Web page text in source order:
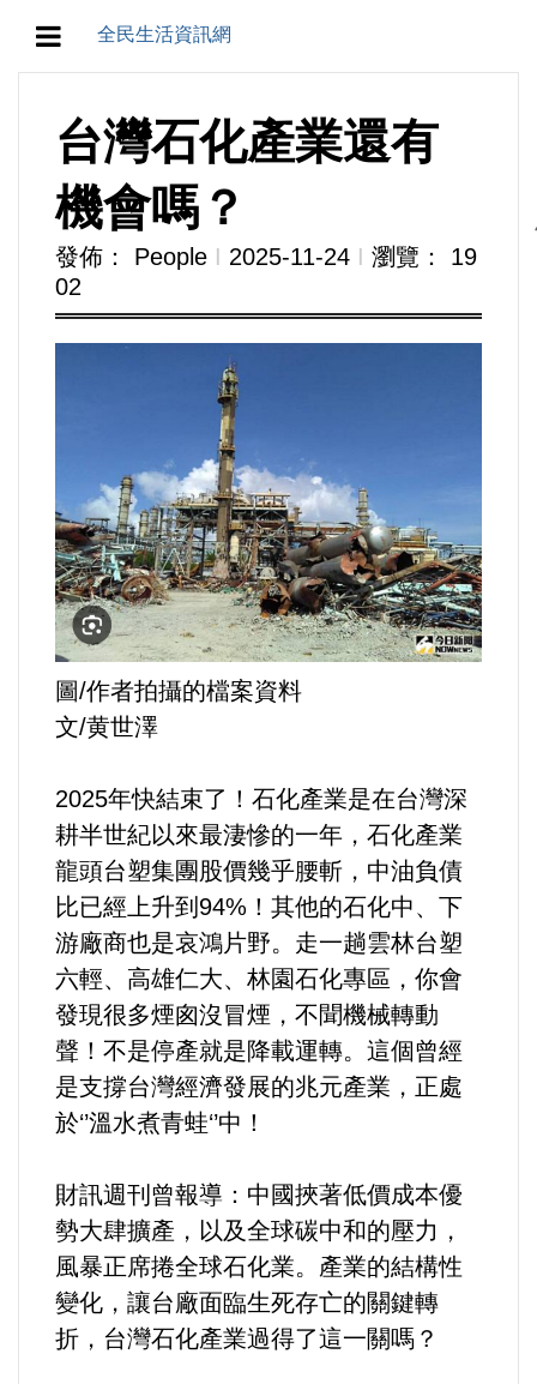
全民生活資訊網
教育/五育/五創
人生/生存/生活
產業/經濟
農業/技術/肥飼料/農藥/產銷
食品/衛生/醫療/照護
運動/體育/休閒/育樂
兩岸/大陸
寵物/動保
健康/養生
命理/信仰/宗教/宮廟/教會
演講/發表會/論壇/研討會
內政/社會/福利/弱勢/慈善
國際/全球
環境/資源/能源
交通運輸
台灣石化產業還有
機會嗎？
發佈： People Ι 2025-11-24 Ι 瀏覽： 19
02
圖/作者拍攝的檔案資料
文/黄世澤
2025年快結束了！石化產業是在台灣深
耕半世紀以來最淒慘的一年，石化產業
龍頭台塑集團股價幾乎腰斬，中油負債
比已經上升到94%！其他的石化中、下
游廠商也是哀鴻片野。走一趟雲林台塑
六輕、高雄仁大、林園石化專區，你會
發現很多煙囪沒冒煙，不聞機械轉動
聲！不是停產就是降載運轉。這個曾經
是支撐台灣經濟發展的兆元產業，正處
於‘’溫水煮青蛙‘’中！
財訊週刊曾報導：中國挾著低價成本優
勢大肆擴產，以及全球碳中和的壓力，
風暴正席捲全球石化業。產業的結構性
變化，讓台廠面臨生死存亡的關鍵轉
折，台灣石化產業過得了這一關嗎？